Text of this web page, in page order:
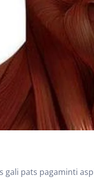
gali pats pagaminti